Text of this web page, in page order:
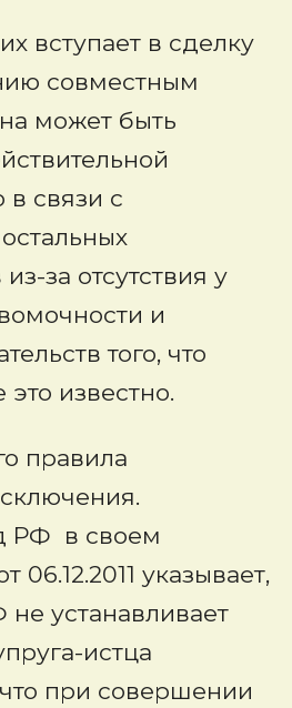
вступает в сделку
совместным
может быть
в связи с
за отсутствия у
и
того, что
это известно.
правила
РФ в своем
указывает,
не устанавливает
истца
что при совершении